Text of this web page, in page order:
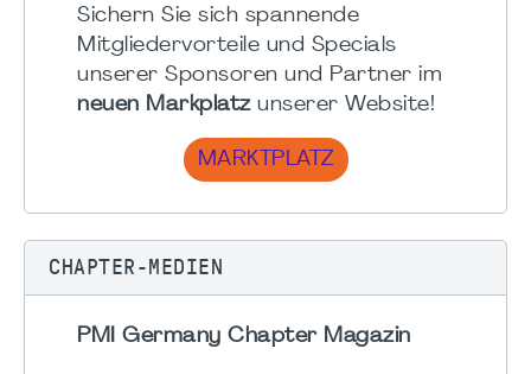
Sichern Sie sich spannende
Mitgliedervorteile und Specials
unserer Sponsoren und Partner im
neuen Markplatzunserer Website!
MARKTPLATZ
CHAPTER-MEDIEN
PMI Germany Chapter Magazin